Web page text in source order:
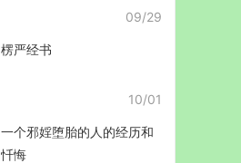
09/29
楞严经书
10/01
一个邪婬堕胎的人的经历和
忏悔